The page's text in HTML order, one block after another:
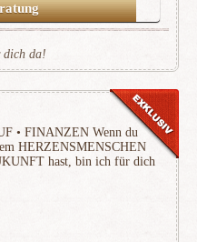
dich da!
• FINANZEN Wenn du
HERZENSMENSCHEN
hast, bin ich für dich